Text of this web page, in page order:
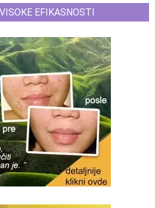
EFIKASNOSTI